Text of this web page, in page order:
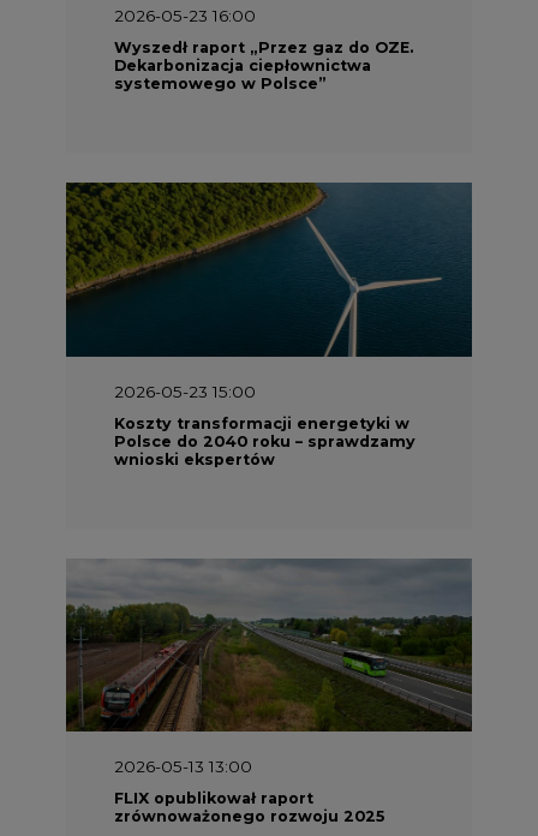
2026-05-23 15:00
Koszty transformacji energetyki w
Polsce do 2040 roku – sprawdzamy
wnioski ekspertów
2026-05-13 13:00
FLIX opublikował raport
zrównoważonego rozwoju 2025
2026-05-11 10:30
Emitel prezentuje Raport ESG za
2025 rok